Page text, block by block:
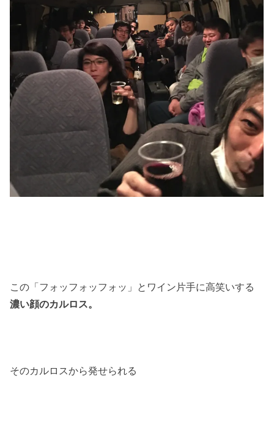
この「フォッフォッフォッ」とワイン片手に高笑いする
濃い顔のカルロス。
そのカルロスから発せられる